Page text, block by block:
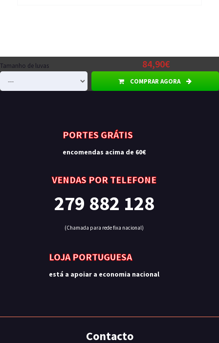
Tamanho de luvas 84,90€
COMPRAR AGORA
PORTES GRÁTIS
encomendas acima de 60€
VENDAS POR TELEFONE
279 882 128
(Chamada para rede fixa nacional)
LOJA PORTUGUESA
está a apoiar a economia nacional
Contacto